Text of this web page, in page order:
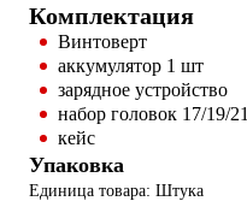
Комплектация
Винтоверт
аккумулятор 1 шт
зарядное устройство
набор головок 17/19/21
кейс
Упаковка
Единица товара: Штука